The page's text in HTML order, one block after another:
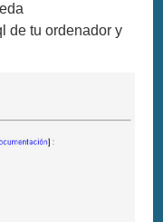
de tu ordenador y